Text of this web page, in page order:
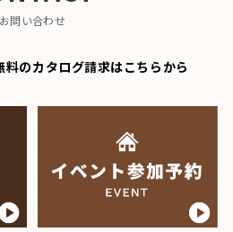
お問い合わせ
料のカタログ請求はこちらから